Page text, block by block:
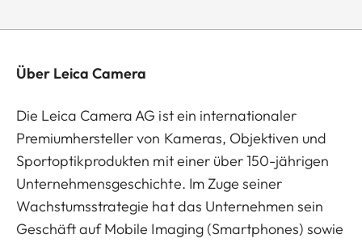
Über Leica Camera
Die Leica Camera AG ist ein internationaler
Premiumhersteller von Kameras, Objektiven und
Sportoptikprodukten mit einer über 150-jährigen
Unternehmensgeschichte. Im Zuge seiner
Wachstumsstrategie hat das Unternehmen sein
Geschäft auf Mobile Imaging (Smartphones) sowie